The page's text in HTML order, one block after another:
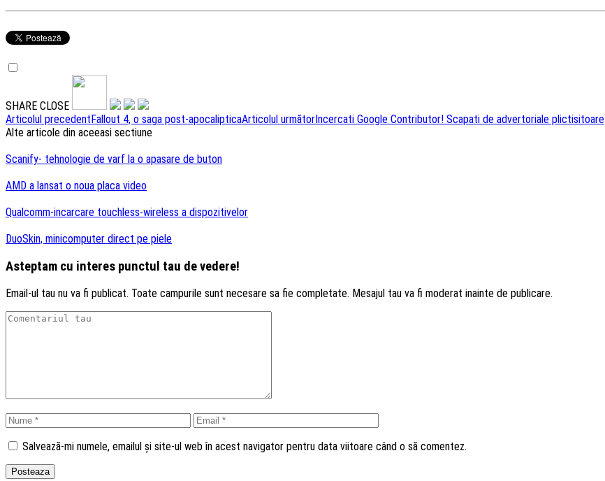
SHARE CLOSE
Navigare
articole
Articolul precedentFallout 4, o saga post-apocalipticaArticolul următorIncercati Google Contributor! Scapati de advertoriale plictisitoare
Alte articole din aceeasi sectiune
Scanify- tehnologie de varf la o apasare de buton
AMD a lansat o noua placa video
Qualcomm-incarcare touchless-wireless a dispozitivelor
DuoSkin, minicomputer direct pe piele
Asteptam cu interes punctul tau de vedere!
Email-ul tau nu va fi publicat. Toate campurile sunt necesare sa fie completate. Mesajul tau va fi moderat inainte de publicare.
Salvează-mi numele, emailul și site-ul web în acest navigator pentru data viitoare când o să comentez.